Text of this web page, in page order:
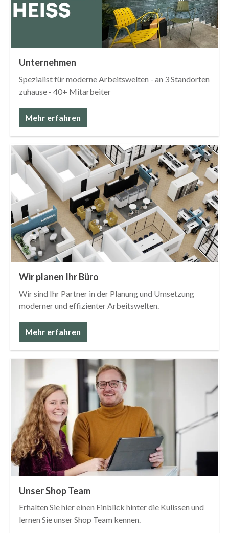
Unternehmen
Spezialist für moderne Arbeitswelten - an 3 Standorten
zuhause - 40+ Mitarbeiter
Mehr erfahren
Wir planen Ihr Büro
Wir sind Ihr Partner in der Planung und Umsetzung
moderner und effizienter Arbeitswelten.
Mehr erfahren
Unser Shop Team
Erhalten Sie hier einen Einblick hinter die Kulissen und
lernen Sie unser Shop Team kennen.